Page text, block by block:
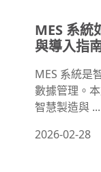
MES 系統
與導入指
MES 系統是
數據管理。
智慧製造與 ...
2026-02-28